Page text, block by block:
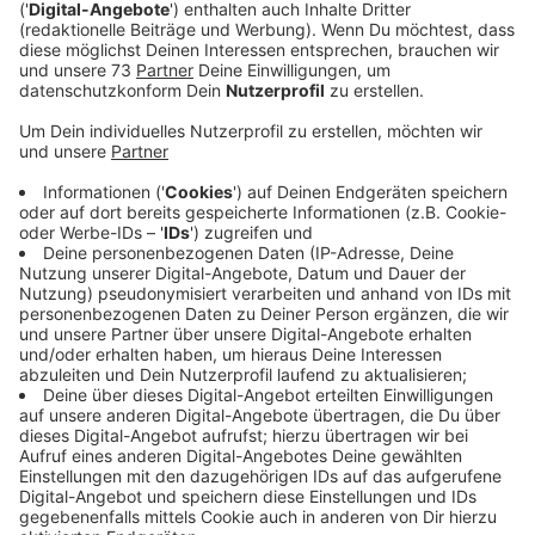
das sogenannte Pickleball beim TV Borken an.
Veröffentlicht:Donnerstag, 09.01.2025 08:19
Ein neuer Trendsport für alle Generationen
Anzeige
Pickleball kann man sich wie eine Mischung aus Tennis,
Tischtennis und Badminton vorstellen. Dabei stehen
die Spieler auf einer Art Tischtennisfeld und können
einzeln oder in 2er Teams gegeneinander spielen. Wer
noch nie davon gehört hat - dafür haben wir unseren
RADIO WMW Reporter Mike zum TV Borken
geschickt, um den Sport näher kennenzulernen und